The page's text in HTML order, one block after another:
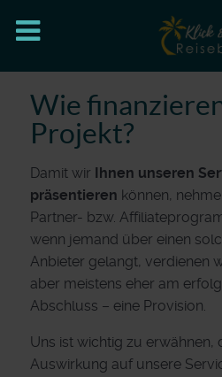
Wie
Projekt?
Damit wir
Ihnen unseren
präsentieren können,
Partner- bzw.
wenn jemand über einen
Anbieter gelangt, verdienen
aber meistens eher am
Abschluss – eine Provision.
Uns ist wichtig zu erwähnen,
Auswirkung auf unsere